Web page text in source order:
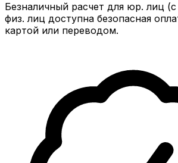
Безналичный расчет для юр. лиц
физ. лиц доступна безопасная
картой или переводом.